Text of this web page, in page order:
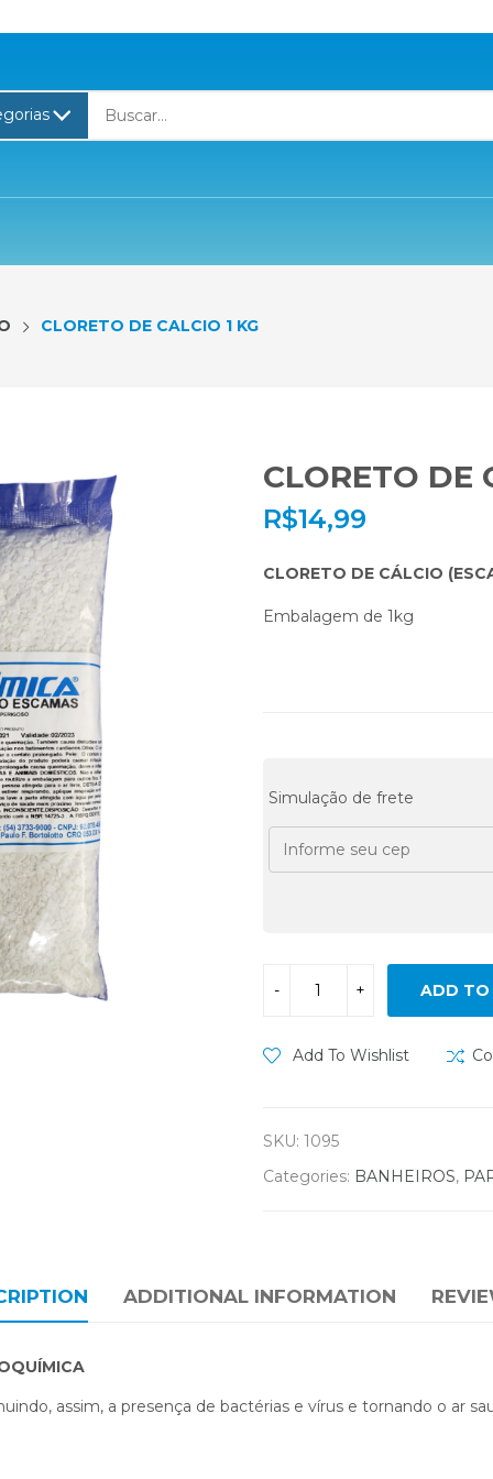
CLORETO DE CALCIO 1 KG
CLORETO DE
R$14,99
CLORETO DE CÁLCIO
Embalagem de 1kg
Simulação de frete
ADD TO
Add To Wishlist
SKU: 1095
Categories: BANHEIROS,
ADDITIONAL INFORMATION
assim, a presença de bactérias e vírus e tornando o ar